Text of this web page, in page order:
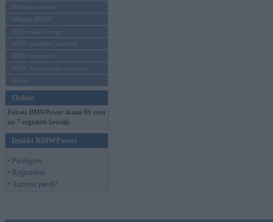
Reklāmas raksti
Mēneša BMW
Sērijveida tūnings
BMW pasaules jaunumi
BMW koncepti
BMW konkurentu jaunumi
Moto
Online
Pašreiz BMWPower skatās 88 viesi
un 7 reģistrēti lietotāji.
Ienākt BMWPower
• Pieslēgties
• Reģistrēties
• Aizmirsi paroli?